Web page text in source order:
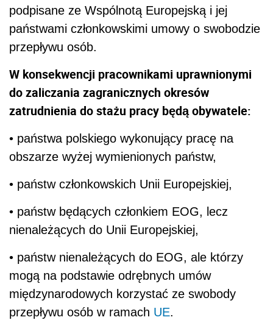
podpisane ze Wspólnotą Europejską i jej
państwami członkowskimi umowy o swobodzie
przepływu osób.
W konsekwencji pracownikami uprawnionymi
do zaliczania zagranicznych okresów
zatrudnienia do stażu pracy będą obywatele:
• państwa polskiego wykonujący pracę na
obszarze wyżej wymienionych państw,
• państw członkowskich Unii Europejskiej,
• państw będących członkiem EOG, lecz
nienależących do Unii Europejskiej,
• państw nienależących do EOG, ale którzy
mogą na podstawie odrębnych umów
międzynarodowych korzystać ze swobody
przepływu osób w ramach UE.